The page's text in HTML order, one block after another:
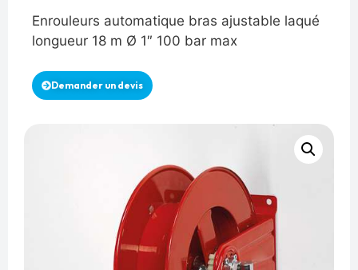
Enrouleurs automatique bras ajustable laqué
longueur 18 m Ø 1″ 100 bar max
Demander un devis